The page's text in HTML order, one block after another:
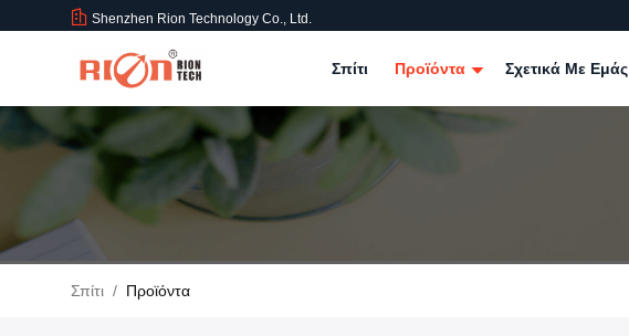
Shenzhen Rion Technology Co., Ltd.
Σπίτι Προϊόντα Σχετικά Με Εμάς
Σπίτι / Προϊόντα